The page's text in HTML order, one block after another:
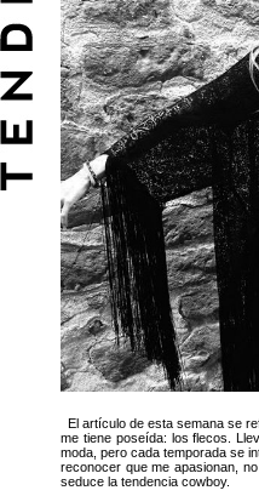
El artículo de esta semana se
me tiene poseída: los flecos.
moda, pero cada temporada se
reconocer que me apasionan,
seduce la tendencia cowboy.